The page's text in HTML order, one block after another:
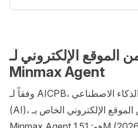
الموقع الإلكتروني لـ
Minmax Agent
وفقاً لـ AICPB، المعيار العالمي لتصنيفات الذكاء الاصطناعي
(AI)، فإن الزيارات الأحدث من الموقع الإلكتروني الخاص بـ